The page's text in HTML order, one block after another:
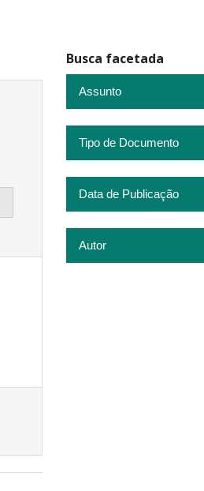
Busca facetada
Assunto
Tipo de Documento
Data de Publicação
Autor